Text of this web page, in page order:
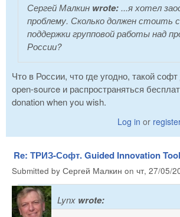
Сергей Малкин wrote: ...я хотел
проблему. Сколько должен стоить
поддержки групповой работы над
России?
Что в России, что где угодно, такой
open-source и распространяться
donation when you wish.
Log in or
Re: ТРИЗ-Софт. Guided Innovation
Submitted by Сергей Малкин on чт, 27/05/
Lynx wrote: